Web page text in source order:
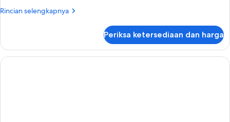
Rincian selengkapnya
Rincian
Kamar
Periksa ketersediaan dan harga